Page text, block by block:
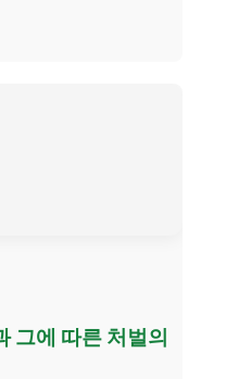
그에 따른 처벌의